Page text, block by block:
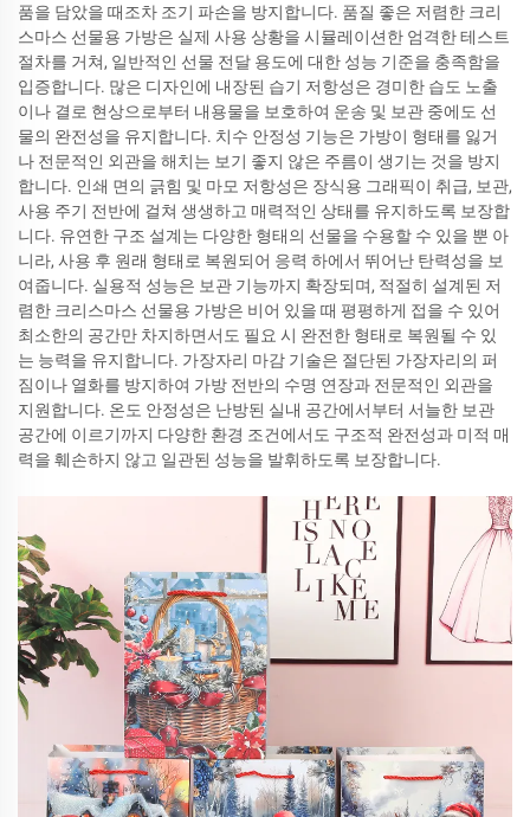
품을 담았을 때조차 조기 파손을 방지합니다. 품질 좋은 저렴한 크리
스마스 선물용 가방은 실제 사용 상황을 시뮬레이션한 엄격한 테스트
절차를 거쳐, 일반적인 선물 전달 용도에 대한 성능 기준을 충족함을
입증합니다. 많은 디자인에 내장된 습기 저항성은 경미한 습도 노출
이나 결로 현상으로부터 내용물을 보호하여 운송 및 보관 중에도 선
물의 완전성을 유지합니다. 치수 안정성 기능은 가방이 형태를 잃거
나 전문적인 외관을 해치는 보기 좋지 않은 주름이 생기는 것을 방지
합니다. 인쇄 면의 긁힘 및 마모 저항성은 장식용 그래픽이 취급, 보관,
사용 주기 전반에 걸쳐 생생하고 매력적인 상태를 유지하도록 보장합
니다. 유연한 구조 설계는 다양한 형태의 선물을 수용할 수 있을 뿐 아
니라, 사용 후 원래 형태로 복원되어 응력 하에서 뛰어난 탄력성을 보
여줍니다. 실용적 성능은 보관 기능까지 확장되며, 적절히 설계된 저
렴한 크리스마스 선물용 가방은 비어 있을 때 평평하게 접을 수 있어
최소한의 공간만 차지하면서도 필요 시 완전한 형태로 복원될 수 있
는 능력을 유지합니다. 가장자리 마감 기술은 절단된 가장자리의 퍼
짐이나 열화를 방지하여 가방 전반의 수명 연장과 전문적인 외관을
지원합니다. 온도 안정성은 난방된 실내 공간에서부터 서늘한 보관
공간에 이르기까지 다양한 환경 조건에서도 구조적 완전성과 미적 매
력을 훼손하지 않고 일관된 성능을 발휘하도록 보장합니다.